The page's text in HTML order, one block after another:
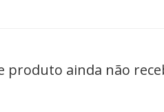
produto ainda não